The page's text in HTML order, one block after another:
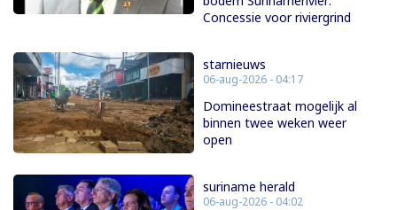
Concessie voor riviergrind
starnieuws
06-aug-2026 - 04:17
Domineestraat mogelijk al
binnen twee weken weer
open
suriname herald
06-aug-2026 - 04:02